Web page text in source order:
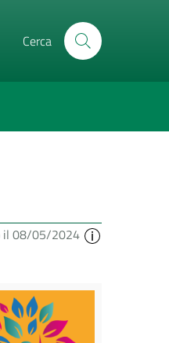
Cerca
il 08/05/2024